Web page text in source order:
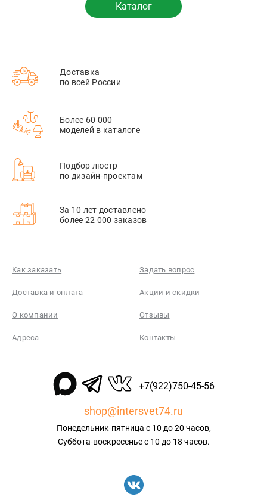
Каталог
Доставка
по всей России
Более 60 000
моделей в каталоге
Подбор люстр
по дизайн-проектам
За 10 лет доставлено
более 22 000 заказов
Как заказать Задать вопрос
Доставка и оплата Акции и скидки
О компании Отзывы
Адреса Контакты
+7(922)750-45-56
shop@intersvet74.ru
Понедельник-пятница с 10 до 20 часов,
Суббота-воскресенье с 10 до 18 часов.